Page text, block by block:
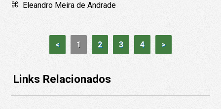
Eleandro Meira de Andrade
< 1 2 3 4 >
Links Relacionados